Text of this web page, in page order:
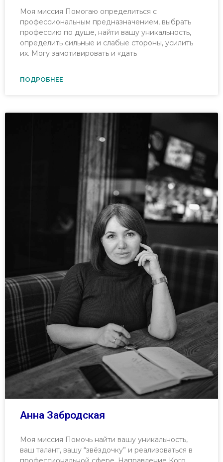
Моя миссия Помогаю определиться с
профессиональным предназначением, выбрать
профессию по душе, найти вашу уникальность,
определить сильные и слабые стороны, усилить
их. Могу замотивировать и «дать
ПОДРОБНЕЕ
Анна Забродская
Моя миссия Помочь найти вашу уникальность,
ваш талант, вашу “звёздочку” и реализоваться в